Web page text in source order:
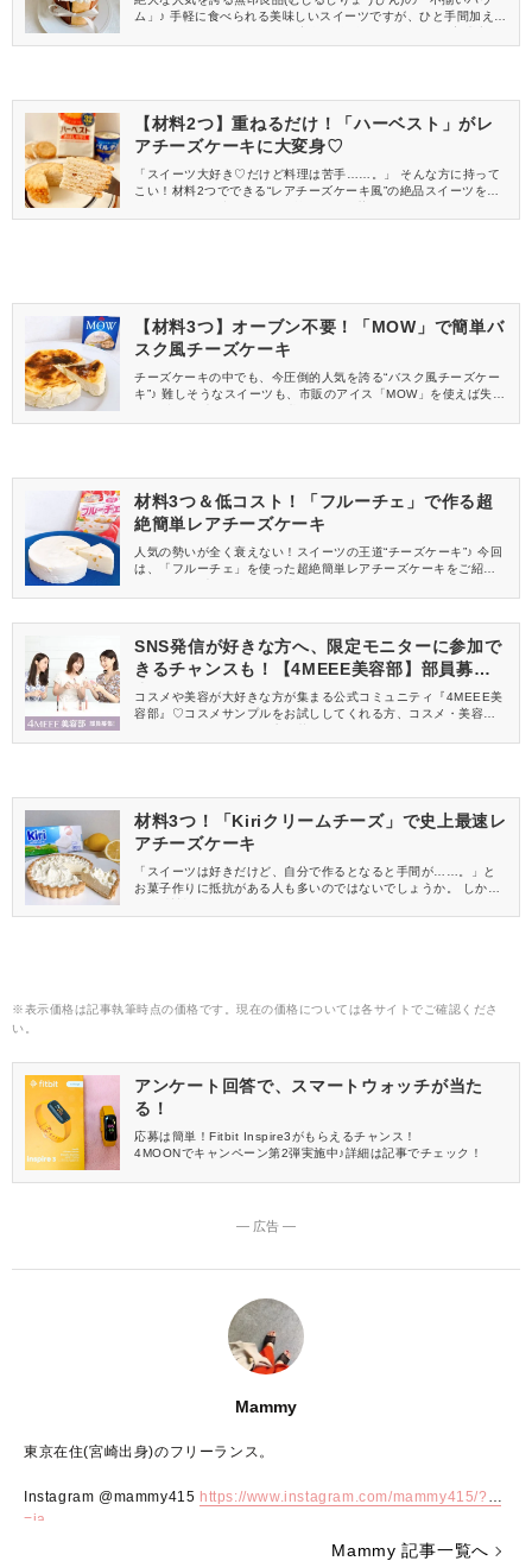
ム」♪ 手軽に食べられる美味しいスイーツですが、ひと手間加える
は、クリスマスケーキにも◎ 早速、作ってみた様子をご覧くださ
【材料2つ】重ねるだけ！「ハーベスト」がレ
アチーズケーキに大変身♡
「スイーツ大好き♡だけど料理は苦手……。」 そんな方に持って
こい！材料2つでできる“レアチーズケーキ風”の絶品スイーツをご
ノ”。 早速作ってみた様子をご覧ください。
【材料3つ】オーブン不要！「MOW」で簡単バ
スク風チーズケーキ
チーズケーキの中でも、今圧倒的人気を誇る“バスク風チーズケー
キ”♪ 難しそうなスイーツも、市販のアイス「MOW」を使えば失敗
材料3つ＆低コスト！「フルーチェ」で作る超
絶簡単レアチーズケーキ
人気の勢いが全く衰えない！スイーツの王道“チーズケーキ”♪ 今回
は、「フルーチェ」を使った超絶簡単レアチーズケーキをご紹介
SNS発信が好きな方へ、限定モニターに参加で
きるチャンスも！【4MEEE美容部】部員募集
中
コスメや美容が大好きな方が集まる公式コミュニティ『4MEEE美
容部』♡コスメサンプルをお試ししてくれる方、コスメ・美容情報
材料3つ！「Kiriクリームチーズ」で史上最速レ
アチーズケーキ
「スイーツは好きだけど、自分で作るとなると手間が……。」と
お菓子作りに抵抗がある人も多いのではないでしょうか。 しか
んか？ 今回は、『Kiri(キリ)クリームチーズ』を使った、材料3つ
※表示価格は記事執筆時点の価格です。現在の価格については各サイトでご確認くださ
い。
アンケート回答で、スマートウォッチが当た
る！
応募は簡単！Fitbit Inspire3がもらえるチャンス！
4MOONでキャンペーン第2弾実施中♪詳細は記事でチェック！
― 広告 ―
Mammy
東京在住(宮崎出身)のフリーランス。
Instagram @mammy415 https://www.instagram.com/mammy415/?hl
=ja
Mammy 記事一覧へ